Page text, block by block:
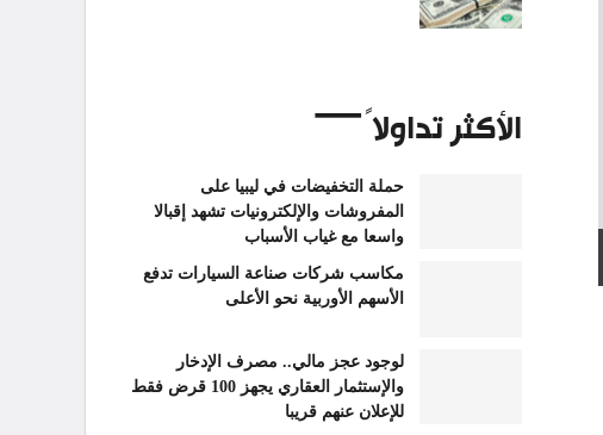
الأكثر تداولاً
حملة التخفيضات في ليبيا على
المفروشات والإلكترونيات تشهد إقبالا
واسعا مع غياب الأسباب
مكاسب شركات صناعة السيارات تدفع
الأسهم الأوربية نحو الأعلى
لوجود عجز مالي.. مصرف الإدخار
والإستثمار العقاري يجهز 100 قرض فقط
للإعلان عنهم قريبا